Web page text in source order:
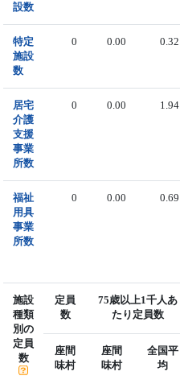
設数
特定
施設
数
0 0.00 0.32
居宅
介護
支援
事業
所数
0 0.00 1.94
福祉
用具
事業
所数
0 0.00 0.69
施設
種類
別の
定員
数
定員
数
75歳以上1千人あ
たり定員数
座間
味村
座間
味村
全国平
均